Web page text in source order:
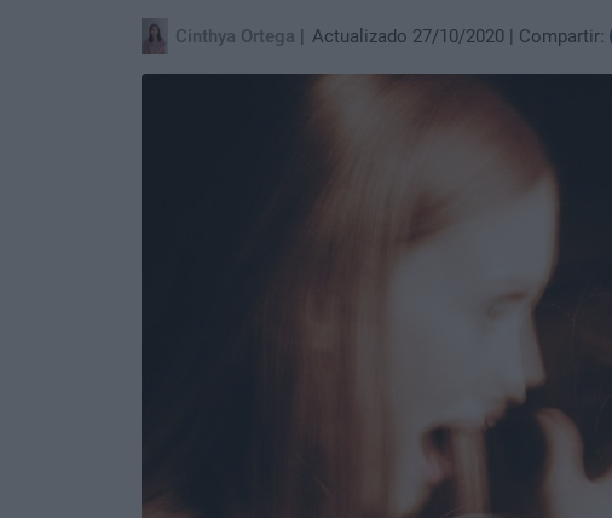
Cinthya Ortega Actualizado 27/10/2020 Compartir: